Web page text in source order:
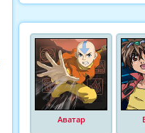
Аватар